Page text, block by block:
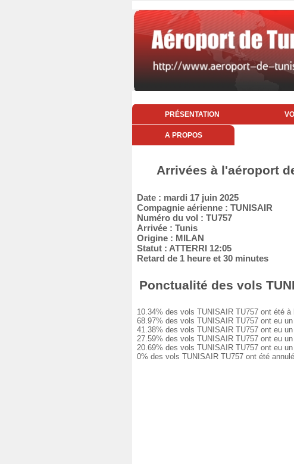
PRÉSENTATION
A PROPOS
Arrivées à l'aéroport
Date : mardi 17 juin 2025
Compagnie aérienne : TUNISAIR
Numéro du vol : TU757
Arrivée : Tunis
Origine : MILAN
Statut : ATTERRI 12:05
Retard de 1 heure et 30 minutes
Ponctualité des vols
10.34% des vols TUNISAIR TU757 ont été
68.97% des vols TUNISAIR TU757 ont eu
41.38% des vols TUNISAIR TU757 ont eu
27.59% des vols TUNISAIR TU757 ont eu
20.69% des vols TUNISAIR TU757 ont eu
0% des vols TUNISAIR TU757 ont été